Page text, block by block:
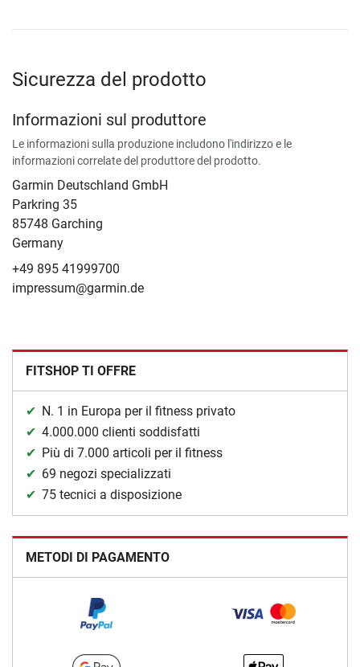
Sicurezza del prodotto
Informazioni sul produttore
Le informazioni sulla produzione includono l'indirizzo e le
informazioni correlate del produttore del prodotto.
Garmin Deutschland GmbH
Parkring 35
85748 Garching
Germany
+49 895 41999700
impressum@garmin.de
FITSHOP TI OFFRE
N. 1 in Europa per il fitness privato
4.000.000 clienti soddisfatti
Più di 7.000 articoli per il fitness
69 negozi specializzati
75 tecnici a disposizione
METODI DI PAGAMENTO